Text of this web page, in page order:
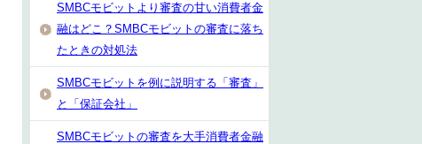
SMBCモビットより審査の甘い消費者金
融はどこ？SMBCモビットの審査に落ち
たときの対処法
SMBCモビットを例に説明する「審査」
と「保証会社」
SMBCモビットの審査を大手消費者金融